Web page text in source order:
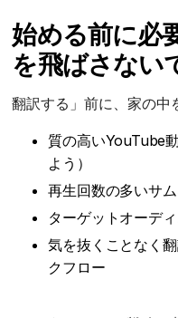
始める前に必
を飛ばさない
翻訳する」前に、家の中
質の高いYouTube
よう）
再生回数の多いサ
ターゲットオーデ
気を抜くことなく
クフロー